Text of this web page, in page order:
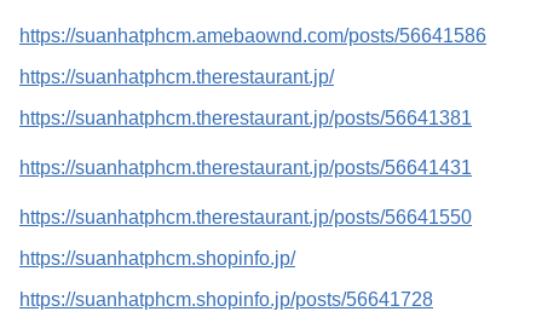
https://suanhatphcm.amebaownd.com/posts/56641586
https://suanhatphcm.therestaurant.jp/
https://suanhatphcm.therestaurant.jp/posts/56641381
https://suanhatphcm.therestaurant.jp/posts/56641431
https://suanhatphcm.therestaurant.jp/posts/56641550
https://suanhatphcm.shopinfo.jp/
https://suanhatphcm.shopinfo.jp/posts/56641728